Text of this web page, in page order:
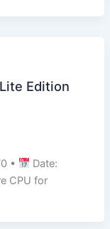
Edition
•
Date:
CPU for